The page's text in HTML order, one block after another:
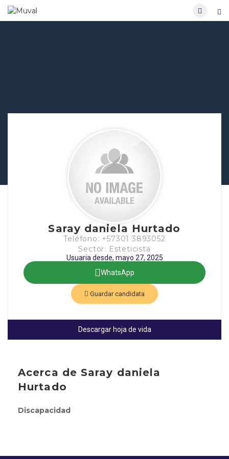
Saray daniela Hurtado
Teléfono: +57301 3893052
Sector: Esteticista
Usuaria desde, mayo 27, 2025
WhatsApp
Guardar candidata
Descargar hoja de vida
Acerca de Saray daniela
Hurtado
Discapacidad